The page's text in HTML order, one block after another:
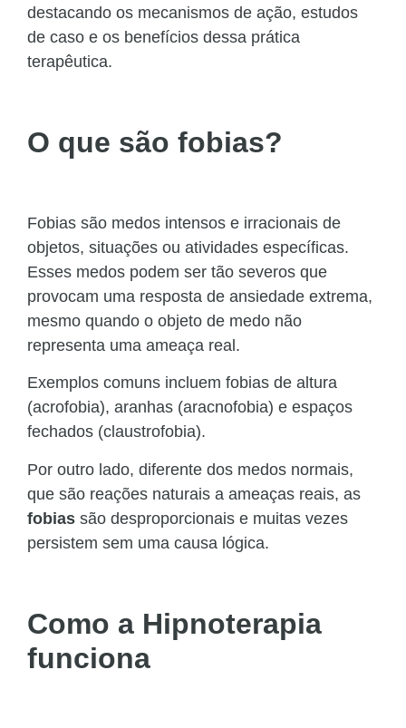
destacando os mecanismos de ação, estudos
de caso e os benefícios dessa prática
terapêutica.
O que são fobias?
Fobias são medos intensos e irracionais de
objetos, situações ou atividades específicas.
Esses medos podem ser tão severos que
provocam uma resposta de ansiedade extrema,
mesmo quando o objeto de medo não
representa uma ameaça real.
Exemplos comuns incluem fobias de altura
(acrofobia), aranhas (aracnofobia) e espaços
fechados (claustrofobia).
Por outro lado, diferente dos medos normais,
que são reações naturais a ameaças reais, as
fobias são desproporcionais e muitas vezes
persistem sem uma causa lógica.
Como a Hipnoterapia
funciona